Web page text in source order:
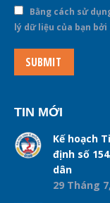
Bằng cách sử
lý dữ liệu của bạn
SUBMIT
TIN MỚI
Kế hoạch
định số
dân
29 Tháng